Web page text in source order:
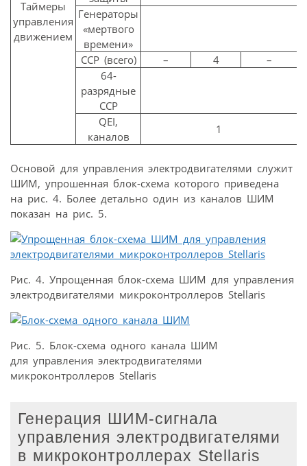
Таймеры
управления
движением
Генераторы
«мертвого
времени»
CCP (всего) – 4
–
64-
разрядные
CCP
QEI,
каналов
1
Основой для управления электродвигателями служит
ШИМ, упрошенная блок-схема которого приведена
на рис. 4. Более детально один из каналов ШИМ
показан на рис. 5.
Рис. 4. Упрощенная блок-схема ШИМ для управления
электродвигателями микроконтроллеров Stellaris
Рис. 5. Блок-схема одного канала ШИМ
для управления электродвигателями
микроконтроллеров Stellaris
Генерация ШИМ-сигнала
управления электродвигателями
в микроконтроллерах Stellaris